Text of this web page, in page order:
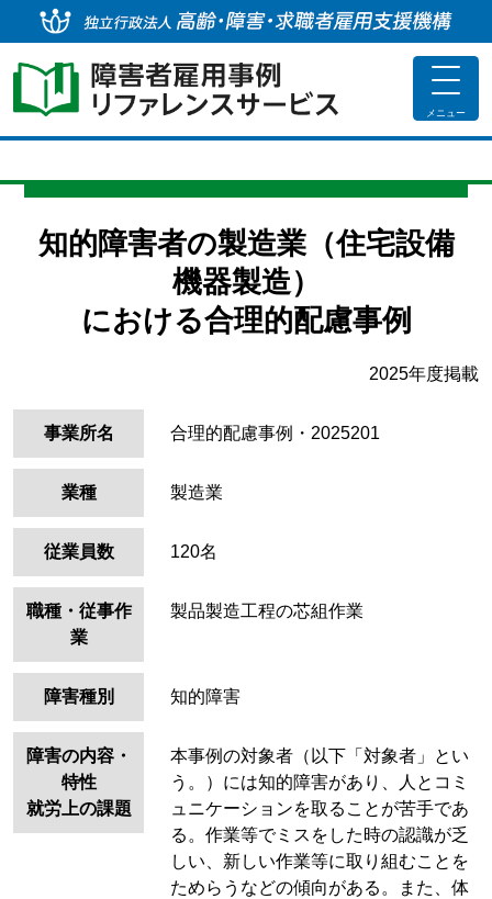
toggle
メニュー
知的障害者の製造業（住宅設備
機器製造）
における合理的配慮事例
2025年度掲載
事業所名 合理的配慮事例・2025201
業種 製造業
従業員数 120名
職種・従事作
業
製品製造工程の芯組作業
障害種別 知的障害
障害の内容・
特性
就労上の課題
本事例の対象者（以下「対象者」とい
う。）には知的障害があり、人とコミ
ュニケーションを取ることが苦手であ
る。作業等でミスをした時の認識が乏
しい、新しい作業等に取り組むことを
ためらうなどの傾向がある。また、体